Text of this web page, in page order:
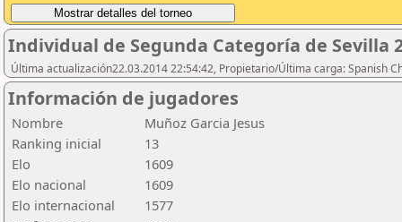
Individual de Segunda Categoría de Sevilla
Última actualización22.03.2014 22:54:42, Propietario/Última carga: Spanish
Información de jugadores
Nombre
Muñoz Garcia Jesus
Ranking inicial
13
Elo
1609
Elo nacional
1609
Elo internacional
1577